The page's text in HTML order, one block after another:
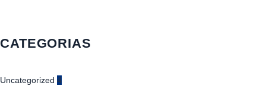
CATEGORIAS
Uncategorized 4